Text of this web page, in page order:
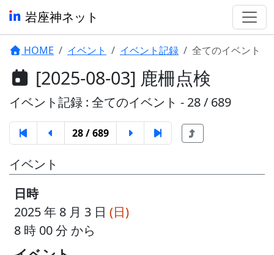
岩座神ネット
HOME イベント イベント記録 全てのイベント
[2025-08-03] 鹿柵点検
イベント記録 : 全てのイベント - 28 / 689
28 / 689
イベント
日時
2025 年 8 月 3 日 (日)
8 時 00 分 から